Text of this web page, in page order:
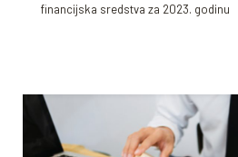
financijska sredstva za 2023. godinu